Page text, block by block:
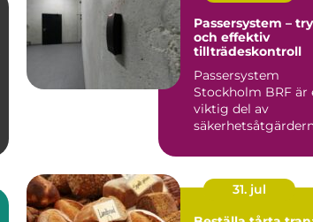
Passersystem –
och effektiv
tillträdeskontroll
Passersystem
Stockholm BRF är
viktig del av
31. jul